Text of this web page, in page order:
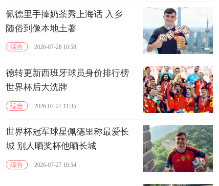
佩德里手捧奶茶秀上海话 入乡
随俗到像本地土著
综合 2026-07-28 10:58
德转更新西班牙球员身价排行榜
世界杯后大洗牌
综合 2026-07-27 11:35
世界杯冠军球星佩德里称最爱长
城 别人晒奖杯他晒长城
综合 2026-07-27 10:54